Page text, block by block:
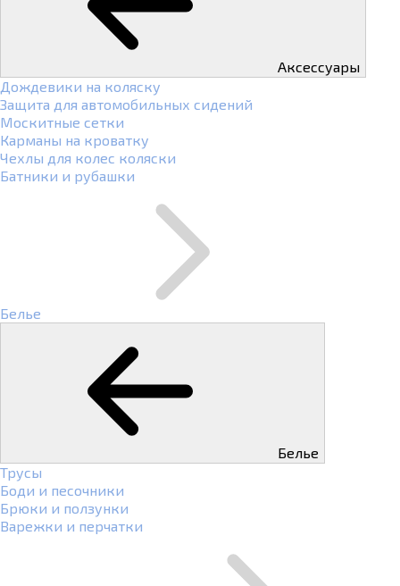
Аксессуары
Дождевики на коляску
Защита для автомобильных сидений
Москитные сетки
Карманы на кроватку
Чехлы для колес коляски
Батники и рубашки
Белье
Белье
Трусы
Боди и песочники
Брюки и ползунки
Варежки и перчатки